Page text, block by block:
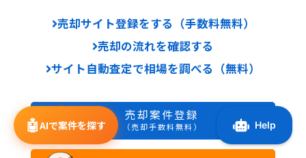
売却サイト登録をする（手数料無料）
売却の流れを確認する
サイト自動査定で相場を調べる（無料）
売却案件登録
（売却手数料無料）
🤖AIで案件を探す